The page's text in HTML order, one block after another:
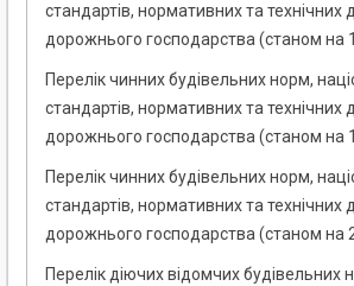
стандартів, нормативних та технічних
дорожнього господарства (станом на
Перелік чинних будівельних норм,
стандартів, нормативних та технічних
дорожнього господарства (станом на
Перелік чинних будівельних норм,
стандартів, нормативних та технічних
дорожнього господарства (станом на
Перелік діючих відомчих будівельних